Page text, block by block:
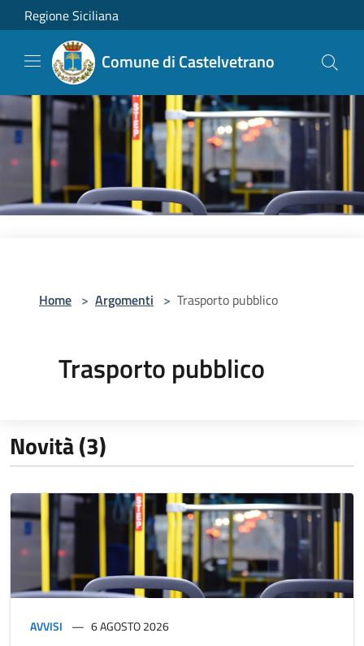
Salta al contenuto principale
Regione Siciliana
Comune di Castelvetrano
Home > Argomenti > Trasporto pubblico
Trasporto pubblico
Novità (3)
AVVISI 6 AGOSTO 2026